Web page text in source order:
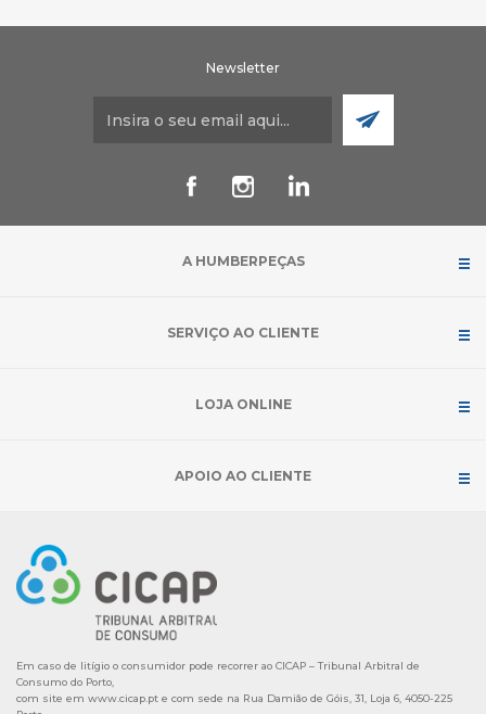
Newsletter
A HUMBERPEÇAS
SERVIÇO AO CLIENTE
LOJA ONLINE
APOIO AO CLIENTE
Em caso de litígio o consumidor pode recorrer ao CICAP – Tribunal Arbitral de
Consumo do Porto,
com site em www.cicap.pt e com sede na Rua Damião de Góis, 31, Loja 6, 4050-225